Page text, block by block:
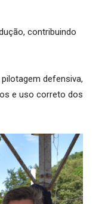
contribuindo
defensiva,
e uso correto dos